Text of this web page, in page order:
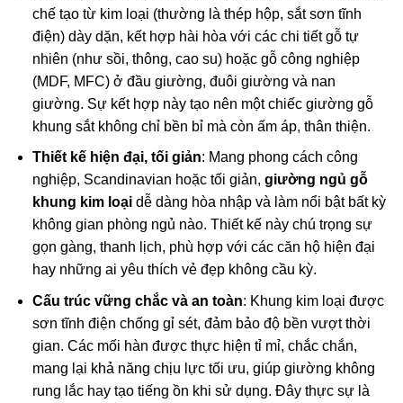
chế tạo từ kim loại (thường là thép hộp, sắt sơn tĩnh
điện) dày dặn, kết hợp hài hòa với các chi tiết gỗ tự
nhiên (như sồi, thông, cao su) hoặc gỗ công nghiệp
(MDF, MFC) ở đầu giường, đuôi giường và nan
giường. Sự kết hợp này tạo nên một chiếc giường gỗ
khung sắt không chỉ bền bỉ mà còn ấm áp, thân thiện.
Thiết kế hiện đại, tối giản: Mang phong cách công
nghiệp, Scandinavian hoặc tối giản, giường ngủ gỗ
khung kim loạidễ dàng hòa nhập và làm nổi bật bất kỳ
không gian phòng ngủ nào. Thiết kế này chú trọng sự
gọn gàng, thanh lịch, phù hợp với các căn hộ hiện đại
hay những ai yêu thích vẻ đẹp không cầu kỳ.
Cấu trúc vững chắc và an toàn: Khung kim loại được
sơn tĩnh điện chống gỉ sét, đảm bảo độ bền vượt thời
gian. Các mối hàn được thực hiện tỉ mỉ, chắc chắn,
mang lại khả năng chịu lực tối ưu, giúp giường không
rung lắc hay tạo tiếng ồn khi sử dụng. Đây thực sự là